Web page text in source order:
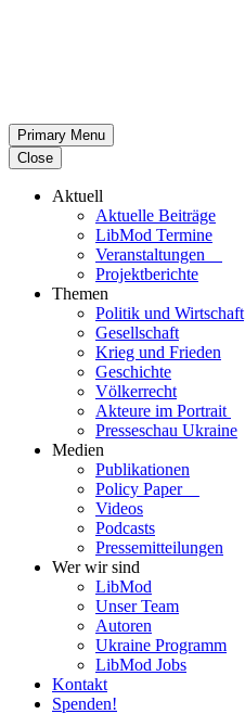
Primary Menu
Close
Aktuell
Aktu­elle Beiträge
LibMod Termine
Ver­an­stal­tun­gen
Pro­jekt­be­richte
Themen
Politik und Wirtschaft
Gesell­schaft
Krieg und Frieden
Geschichte
Völ­ker­recht
Akteure im Portrait
Pres­se­schau Ukraine
Medien
Publi­ka­tio­nen
Policy Paper
Videos
Pod­casts
Pres­se­mit­tei­lun­gen
Wer wir sind
LibMod
Unser Team
Autoren
Ukraine Pro­gramm
LibMod Jobs
Kontakt
Spenden!